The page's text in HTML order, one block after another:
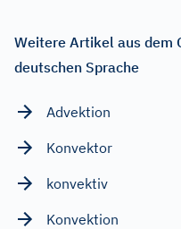
Weitere Artikel aus dem
deutschen Sprache
Advektion
Konvektor
konvektiv
Konvektion